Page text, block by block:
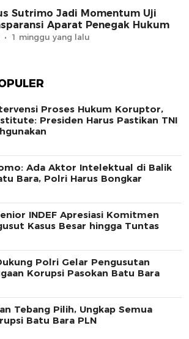
Sutrimo Jadi Momentum Uji
Aparat Penegak Hukum
1 minggu yang lalu
Proses Hukum Koruptor,
Presiden Harus Pastikan TNI
Ada Aktor Intelektual di Balik
Bara, Polri Harus Bongkar
INDEF Apresiasi Komitmen
Kasus Besar hingga Tuntas
Polri Gelar Pengusutan
Korupsi Pasokan Batu Bara
Tebang Pilih, Ungkap Semua
Batu Bara PLN